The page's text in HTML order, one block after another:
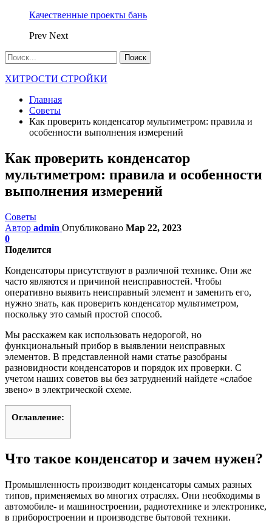
Качественные проекты бань
Prev Next
ХИТРОСТИ СТРОЙКИ
Главная
Советы
Как проверить конденсатор мультиметром: правила и
особенности выполнения измерений
Как проверить конденсатор
мультиметром: правила и особенности
выполнения измерений
Советы
Автор admin Опубликовано Мар 22, 2023
0
Поделится
Конденсаторы присутствуют в различной технике. Они же
часто являются и причиной неисправностей. Чтобы
оперативно выявить неисправный элемент и заменить его,
нужно знать, как проверить конденсатор мультиметром,
поскольку это самый простой способ.
Мы расскажем как использовать недорогой, но
функциональный прибор в выявлении неисправных
элементов. В представленной нами статье разобраны
разновидности конденсаторов и порядок их проверки. С
учетом наших советов вы без затруднений найдете «слабое
звено» в электрической схеме.
Оглавление:
Что такое конденсатор и зачем нужен?
Промышленность производит конденсаторы самых разных
типов, применяемых во многих отраслях. Они необходимы в
автомобиле- и машиностроении, радиотехнике и электронике,
в приборостроении и производстве бытовой техники.